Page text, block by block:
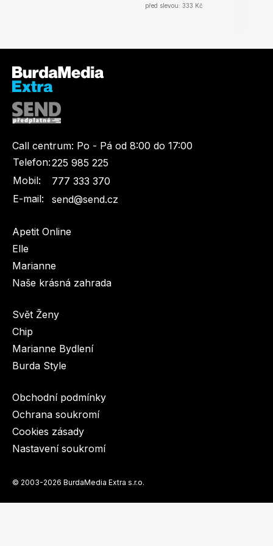
před slevou: 333 Kč
Call centrum: Po - Pá od 8:00 do 17:00
Telefon:225 985 225
Mobil:
777 333 370
E-mail:
send@send.cz
Apetit Online
Elle
Marianne
Naše krásná zahrada
Svět Ženy
Chip
Marianne Bydlení
Burda Style
Obchodní podmínky
Ochrana soukromí
Cookies zásady
Nastavení soukromí
© 2003-2026 BurdaMedia Extra s.r.o.